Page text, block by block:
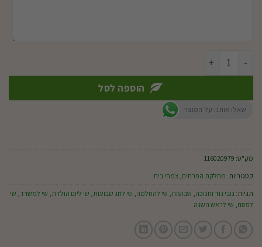
כמות של ביגוניה ורד ע.15
הוספה לסל
שאלו אותנו על המוצר
מק"ט: 116020979
קטגוריות: מחלקת הפרחים,צמחי בית
תגיות: נובי גוד וחנוכה, שבועות, שי להחלמה, שי לחג שבועות, שי ליום הולדת, שי למשרד, שי
לפסח, שי לראש השנה